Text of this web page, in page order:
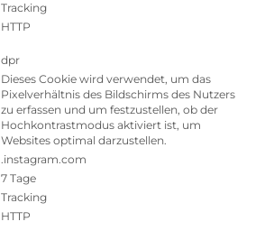
Tracking
HTTP
dpr
Dieses Cookie wird verwendet, um das
Pixelverhältnis des Bildschirms des Nutzers
zu erfassen und um festzustellen, ob der
Hochkontrastmodus aktiviert ist, um
Websites optimal darzustellen.
.instagram.com
7 Tage
Tracking
HTTP